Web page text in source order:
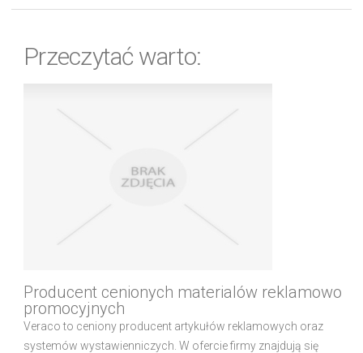
Przeczytać warto:
Producent cenionych materialów reklamowo
promocyjnych
Veraco to ceniony producent artykułów reklamowych oraz
systemów wystawienniczych. W ofercie firmy znajdują się